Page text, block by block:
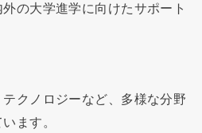
の大学進学に向けたサポート
クノロジーなど、多様な分野
ます。